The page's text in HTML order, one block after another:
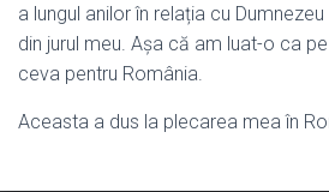
a lungul anilor în relația cu
din jurul meu. Așa că am luat-o ca
ceva pentru România.
Aceasta a dus la plecarea mea în